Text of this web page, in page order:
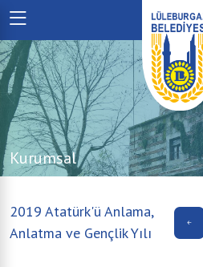
Kurumsal
2019 Atatürk'ü Anlama,
Anlatma ve Gençlik Yılı